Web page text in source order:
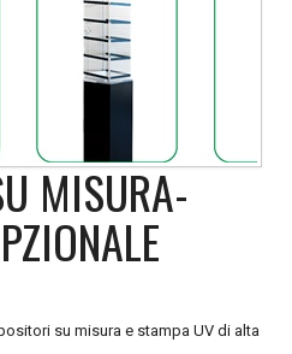
MISURA-
su misura e stampa UV di alta